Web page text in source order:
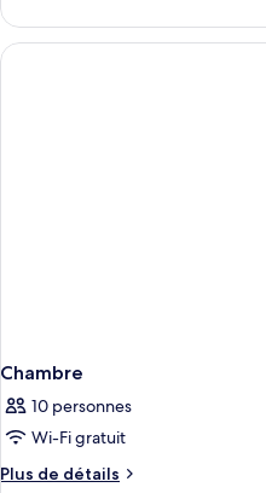
le
type
de
Chambre
10 personnes
Wi-Fi gratuit
Plus de détails
Plus